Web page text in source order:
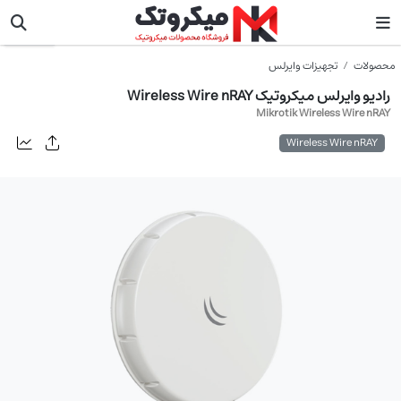
محصولات تجهیزات وایرلس
رادیو وایرلس میکروتیک Wireless Wire nRAY
Mikrotik Wireless Wire nRAY
Wireless Wire nRAY
میکروتیک